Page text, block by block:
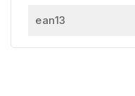
ean13